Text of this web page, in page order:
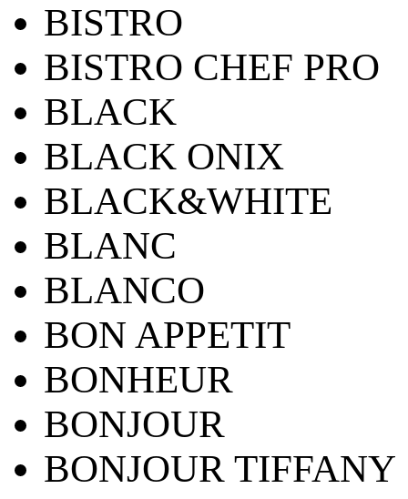
BISTRO
BISTRO CHEF PRO
BLACK
BLACK ONIX
BLACK&WHITE
BLANC
BLANCO
BON APPETIT
BONHEUR
BONJOUR
BONJOUR TIFFANY